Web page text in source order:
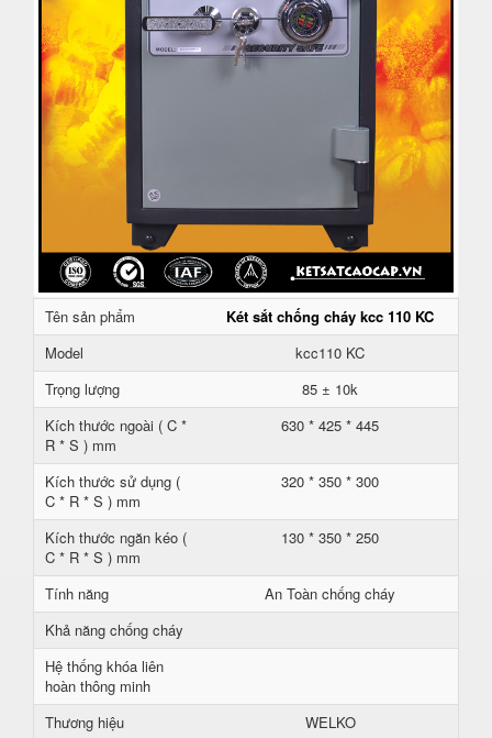
Tên sản phẩm
Két sắt chống cháy kcc 110 KC
Model
kcc110 KC
Trọng lượng
85 ± 10k
Kích thước ngoài ( C *
R * S ) mm
630 * 425 * 445
Kích thước sử dụng (
C * R * S ) mm
320 * 350 * 300
Kích thước ngăn kéo (
C * R * S ) mm
130 * 350 * 250
Tính năng
An Toàn chống cháy
Khả năng chống cháy
Hệ thống khóa liên
hoàn thông minh
Thương hiệu
WELKO